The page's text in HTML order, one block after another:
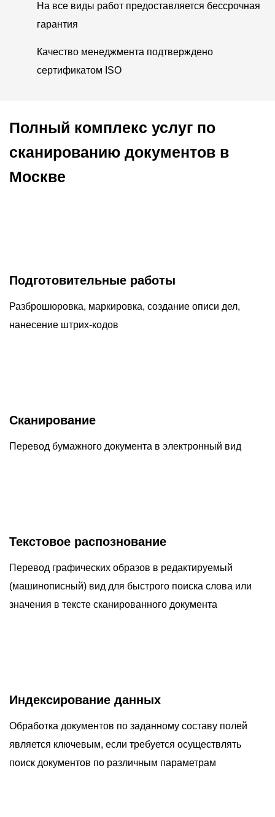
На все виды работ предоставляется бессрочная
гарантия
Качество менеджмента подтверждено
сертификатом ISO
Полный комплекс услуг по
сканированию документов в
Москве
Подготовительные работы
Разброшюровка, маркировка, создание описи дел,
нанесение штрих-кодов
Сканирование
Перевод бумажного документа в электронный вид
Текстовое распознование
Перевод графических образов в редактируемый
(машинописный) вид для быстрого поиска слова или
значения в тексте сканированного документа
Индексирование данных
Обработка документов по заданному составу полей
является ключевым, если требуется осуществлять
поиск документов по различным параметрам